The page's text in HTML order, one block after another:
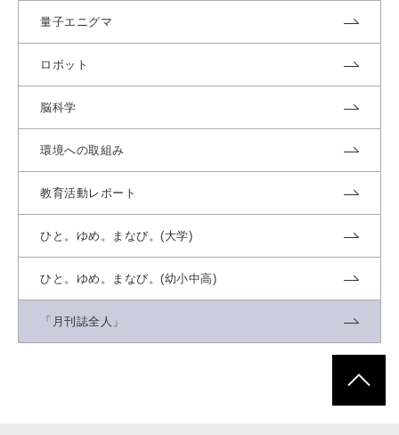
量子エニグマ
ロボット
脳科学
環境への取組み
教育活動レポート
ひと。ゆめ。まなび。(大学)
ひと。ゆめ。まなび。(幼小中高)
「月刊誌全人」